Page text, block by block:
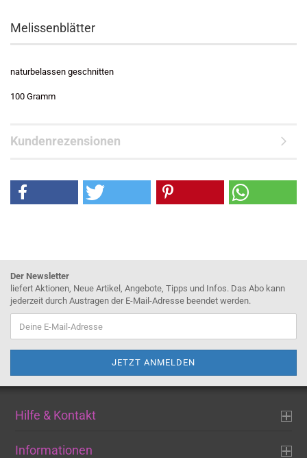
Melissenblätter
naturbelassen geschnitten
100 Gramm
Kundenrezensionen
Der Newsletter
liefert Aktionen, Neue Artikel, Angebote, Tipps und Infos. Das Abo kann
jederzeit durch Austragen der E-Mail-Adresse beendet werden.
Hilfe & Kontakt
Informationen